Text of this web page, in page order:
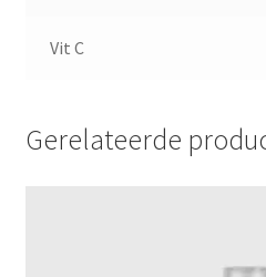
Vit C
Gerelateerde